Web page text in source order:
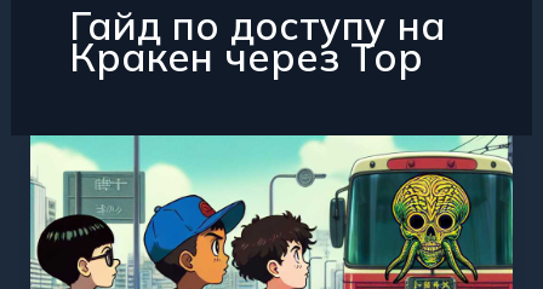
Гайд по доступу на
Кракен через Тор
Гид
по
доступу
к
Кракен